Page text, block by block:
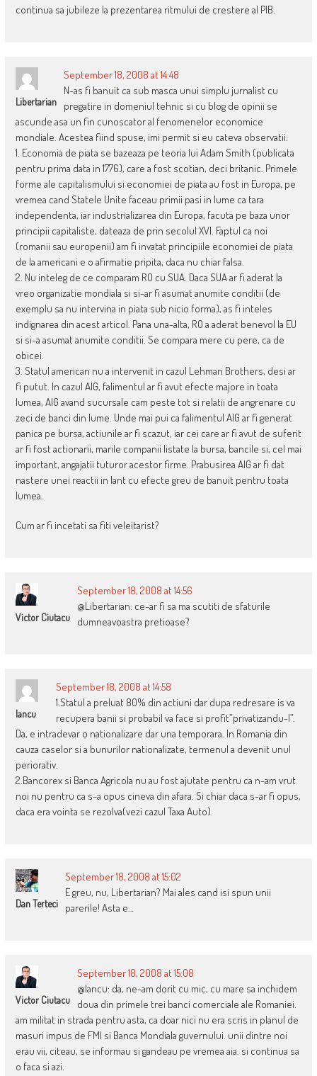
continua sa jubileze la prezentarea ritmului de crestere al PIB.
Libertarian
September 18, 2008 at 14:48
N-as fi banuit ca sub masca unui simplu jurnalist cu
pregatire in domeniul tehnic si cu blog de opinii se
ascunde asa un fin cunoscator al fenomenelor economice
mondiale. Acestea fiind spuse, imi permit si eu cateva observatii:
1. Economia de piata se bazeaza pe teoria lui Adam Smith (publicata
pentru prima data in 1776), care a fost scotian, deci britanic. Primele
forme ale capitalismului si economiei de piata au fost in Europa, pe
vremea cand Statele Unite faceau primii pasi in lume ca tara
independenta, iar industrializarea din Europa, facuta pe baza unor
principii capitaliste, dateaza de prin secolul XVI. Faptul ca noi
(romanii sau europenii) am fi invatat principiile economiei de piata
de la americani e o afirmatie pripita, daca nu chiar falsa.
2. Nu inteleg de ce comparam RO cu SUA. Daca SUA ar fi aderat la
vreo organizatie mondiala si si-ar fi asumat anumite conditii (de
exemplu sa nu intervina in piata sub nicio forma), as fi inteles
indignarea din acest articol. Pana una-alta, RO a aderat benevol la EU
si si-a asumat anumite conditii. Se compara mere cu pere, ca de
obicei.
3. Statul american nu a intervenit in cazul Lehman Brothers, desi ar
fi putut. In cazul AIG, falimentul ar fi avut efecte majore in toata
lumea, AIG avand sucursale cam peste tot si relatii de angrenare cu
zeci de banci din lume. Unde mai pui ca falimentul AIG ar fi generat
panica pe bursa, actiunile ar fi scazut, iar cei care ar fi avut de suferit
ar fi fost actionarii, marile companii listate la bursa, bancile si, cel mai
important, angajatii tuturor acestor firme. Prabusirea AIG ar fi dat
nastere unei reactii in lant cu efecte greu de banuit pentru toata
lumea.
Cum ar fi incetati sa fiti veleitarist?
Victor Ciutacu
September 18, 2008 at 14:56
@Libertarian: ce-ar fi sa ma scutiti de sfaturile
dumneavoastra pretioase?
Iancu
September 18, 2008 at 14:58
1.Statul a preluat 80% din actiuni dar dupa redresare is va
recupera banii si probabil va face si profit”privatizandu-l”.
Da, e intradevar o nationalizare dar una temporara. In Romania din
cauza caselor si a bunurilor nationalizate, termenul a devenit unul
periorativ.
2.Bancorex si Banca Agricola nu au fost ajutate pentru ca n-am vrut
noi nu pentru ca s-a opus cineva din afara. Si chiar daca s-ar fi opus,
daca era vointa se rezolva(vezi cazul Taxa Auto).
Dan Terteci
September 18, 2008 at 15:02
E greu, nu, Libertarian? Mai ales cand isi spun unii
parerile! Asta e…
Victor Ciutacu
September 18, 2008 at 15:08
@Iancu: da, ne-am dorit cu mic, cu mare sa inchidem
doua din primele trei banci comerciale ale Romaniei.
am militat in strada pentru asta, ca doar nici nu era scris in planul de
masuri impus de FMI si Banca Mondiala guvernului. unii dintre noi
erau vii, citeau, se informau si gandeau pe vremea aia. si continua sa
o faca si azi.